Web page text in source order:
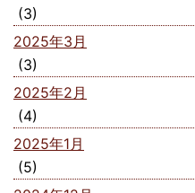
(3)
2025年3月
(3)
2025年2月
(4)
2025年1月
(5)